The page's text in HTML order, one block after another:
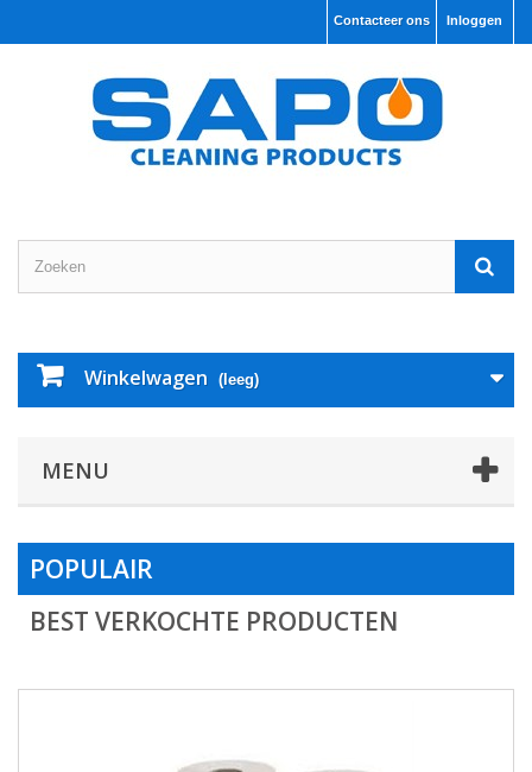
Inloggen
Contacteer ons
Winkelwagen (leeg)
MENU
POPULAIR
BEST VERKOCHTE PRODUCTEN